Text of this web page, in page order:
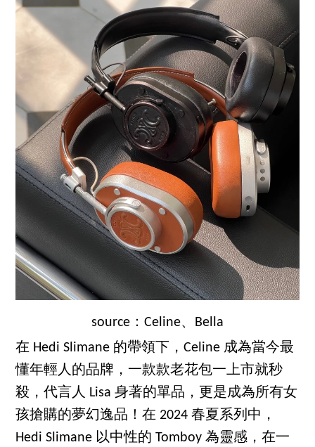
source：Celine、Bella
在 Hedi Slimane 的帶領下，Celine 成為當今最
懂年輕人的品牌，一款款老花包一上市就秒
殺，代言人 Lisa 身著的單品，更是成為所有女
孩搶購的夢幻逸品！在 2024 春夏系列中，
Hedi Slimane 以中性的 Tomboy 為靈感，在一